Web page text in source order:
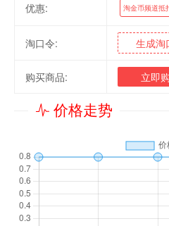
优惠: 淘金币频道抵
淘口令: 生成淘
购买商品: 立即
价格走势